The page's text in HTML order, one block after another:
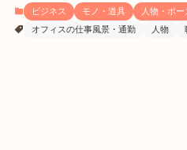
ビジネス モノ・道具
人物・ポー
オフィスの仕事風景・通勤
人物